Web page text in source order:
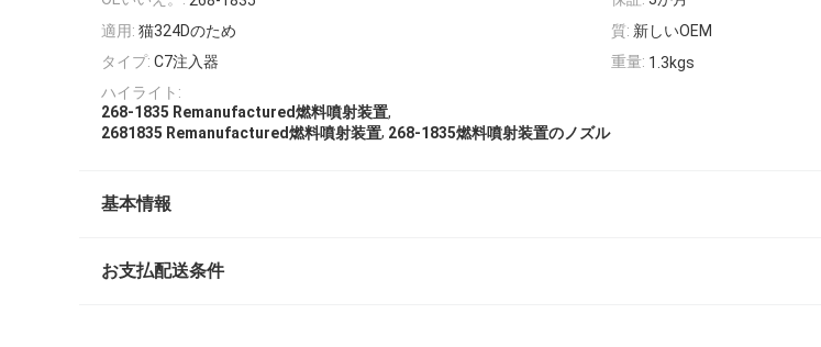
適用: 猫324Dのため 質: 新しいOEM
タイプ: C7注入器 重量: 1.3kgs
ハイライト:
268-1835 Remanufactured燃料噴射装置,
2681835 Remanufactured燃料噴射装置, 268-1835燃料噴射装置のノズル
基本情報
お支払配送条件